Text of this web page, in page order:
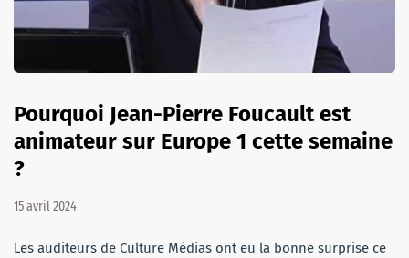
Pourquoi Jean-Pierre Foucault est
animateur sur Europe 1 cette semaine
?
15 avril 2024
Les auditeurs de Culture Médias ont eu la bonne surprise ce